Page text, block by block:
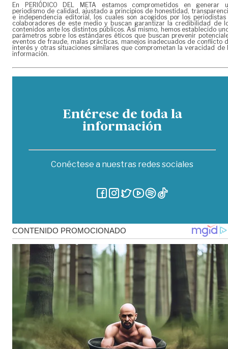
En PERIÓDICO DEL META estamos comprometidos en generar
periodismo de calidad, ajustado a principios de honestidad,
e independencia editorial, los cuales son acogidos por los periodistas
colaboradores de este medio y buscan garantizar la credibilidad de
contenidos ante los distintos públicos. Así mismo, hemos establecido
parámetros sobre los estándares éticos que buscan prevenir
eventos de fraude, malas prácticas, manejos inadecuados de conflicto
interés y otras situaciones similares que comprometan la veracidad de
información.
Entérese de toda la
información
Conéctese a nuestras redes sociales